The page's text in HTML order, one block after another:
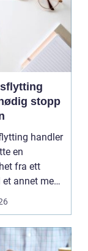
stopp
handler
en
fra ett
et annet med